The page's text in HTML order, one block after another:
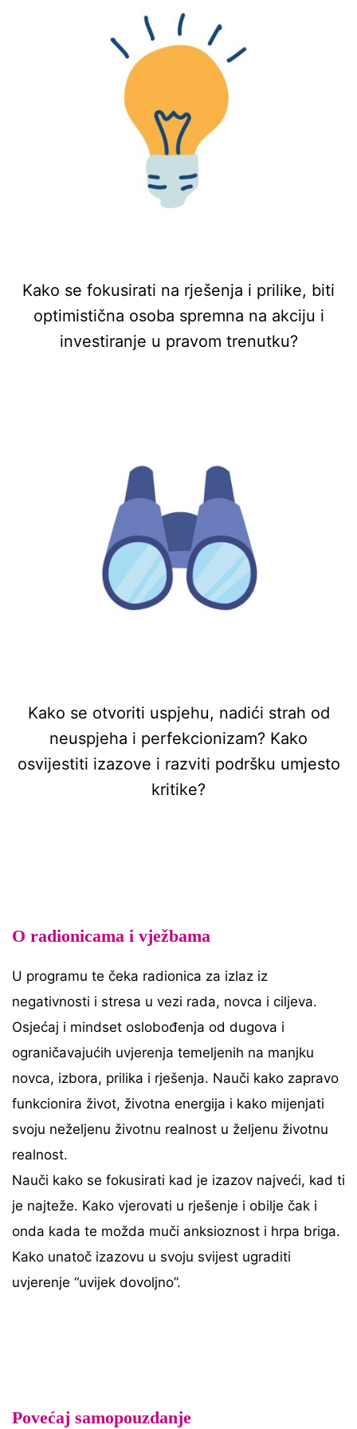
Kako se fokusirati na rješenja i prilike, biti
optimistična osoba spremna na akciju i
investiranje u pravom trenutku?
Kako se otvoriti uspjehu, nadići strah od
neuspjeha i perfekcionizam? Kako
osvijestiti izazove i razviti podršku umjesto
kritike?
O radionicama i vježbama
U programu te čeka radionica za izlaz iz
negativnosti i stresa u vezi rada, novca i ciljeva.
Osjećaj i mindset oslobođenja od dugova i
ograničavajućih uvjerenja temeljenih na manjku
novca, izbora, prilika i rješenja. Nauči kako zapravo
funkcionira život, životna energija i kako mijenjati
svoju neželjenu životnu realnost u željenu životnu
realnost.
Nauči kako se fokusirati kad je izazov najveći, kad ti
je najteže. Kako vjerovati u rješenje i obilje čak i
onda kada te možda muči anksioznost i hrpa briga.
Kako unatoč izazovu u svoju svijest ugraditi
uvjerenje “uvijek dovoljno”.
Povećaj samopouzdanje